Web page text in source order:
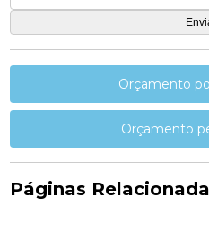
Orçamento
Orçamento
Páginas